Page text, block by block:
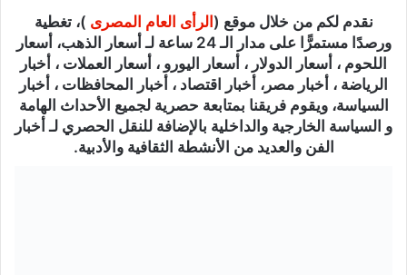
نقدم لكم من خلال موقع ( الرأى العام المصرى )، تغطية
ورصدًا مستمرًّا على مدار الـ 24 ساعة لـ أسعار الذهب، أسعار
اللحوم ، أسعار الدولار ، أسعار اليورو ، أسعار العملات ، أخبار
الرياضة ، أخبار مصر، أخبار اقتصاد ، أخبار المحافظات ، أخبار
السياسة، ويقوم فريقنا بمتابعة حصرية لجميع الأحداث الهامة
و السياسة الخارجية والداخلية بالإضافة للنقل الحصري لـ أخبار
الفن والعديد من الأنشطة الثقافية والأدبية.